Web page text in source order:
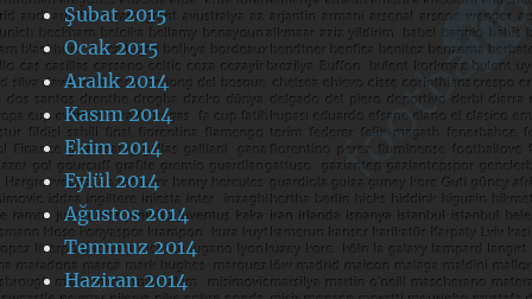
Şubat 2015
Ocak 2015
Aralık 2014
Kasım 2014
Ekim 2014
Eylül 2014
Ağustos 2014
Temmuz 2014
Haziran 2014